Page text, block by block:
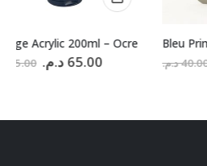
Bleu Primaire 60ml
40.00د.م. Le 35.00د.م. د.م.